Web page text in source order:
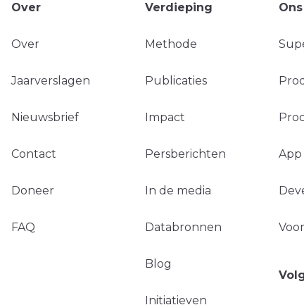
Over
Over
Jaarverslagen
Nieuwsbrief
Contact
Doneer
FAQ
Verdieping
Methode
Publicaties
Impact
Persberichten
In de media
Databronnen
Blog
Initiatieven
App